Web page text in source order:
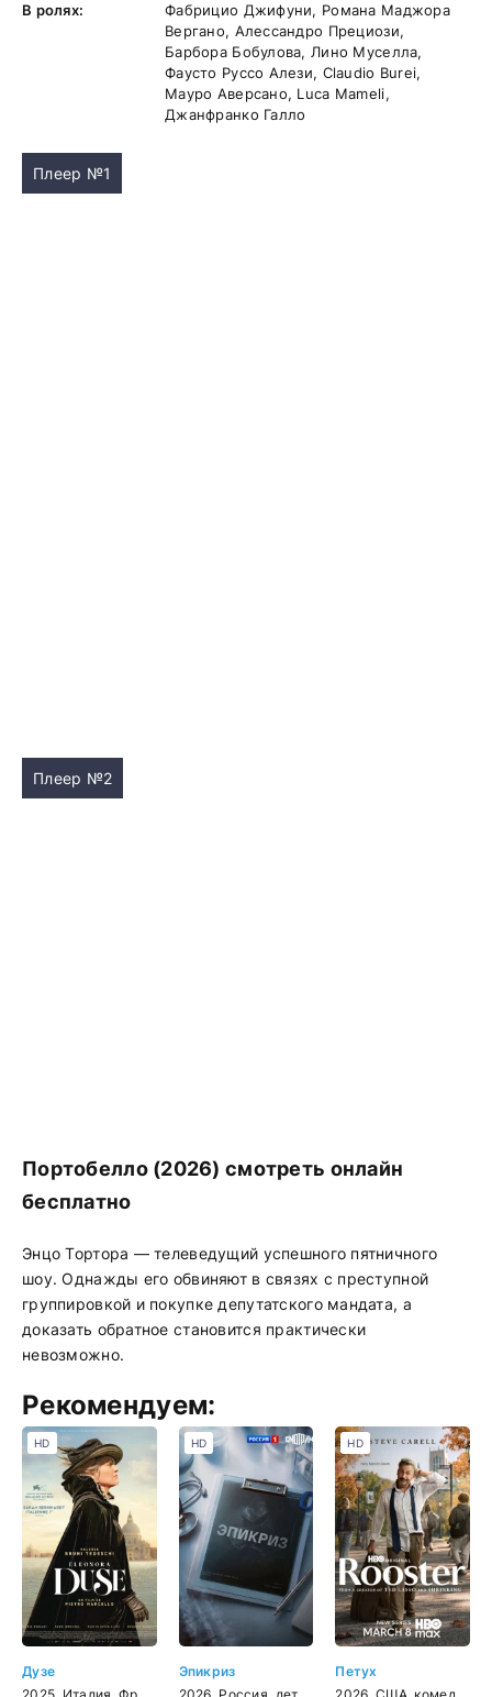
В ролях:
Фабрицио Джифуни, Романа Маджора
Вергано, Алессандро Прециози,
Барбора Бобулова, Лино Муселла,
Фаусто Руссо Алези, Claudio Burei,
Мауро Аверсано, Luca Mameli,
Джанфранко Галло
Плеер №1
Плеер №2
Портобелло (2026) смотреть онлайн
бесплатно
Энцо Тортора — телеведущий успешного пятничного
шоу. Однажды его обвиняют в связях с преступной
группировкой и покупке депутатского мандата, а
доказать обратное становится практически
невозможно.
Рекомендуем:
Дузе
HD
Эпикриз
HD
Петух
HD